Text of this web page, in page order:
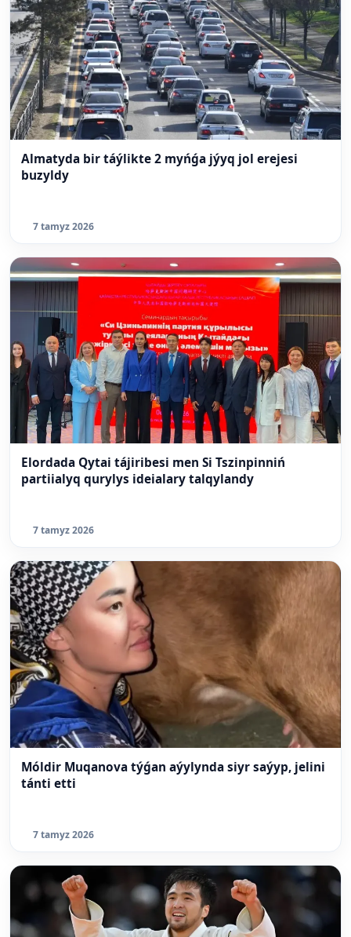
Almatyda bir táýlikte 2 myńǵa jýyq jol erejesi
buzyldy
7 tamyz 2026
Elordada Qytai tájiribesi men Si Tszinpinniń
partiialyq qurylys ideialary talqylandy
7 tamyz 2026
Móldir Muqanova týǵan aýylynda siyr saýyp, jelini
tánti etti
7 tamyz 2026